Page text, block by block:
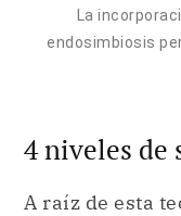
La
endosimbiosis
4 niveles de
A raíz de esta